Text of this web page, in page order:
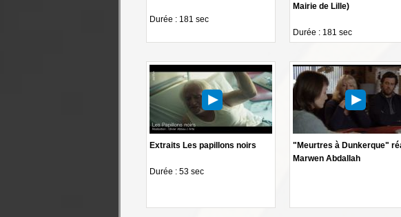
Durée : 181 sec
Mairie de Lille)
Durée : 181 sec
Extraits Les papillons noirs
Durée : 53 sec
"Meurtres à Dunkerque"
Marwen Abdallah